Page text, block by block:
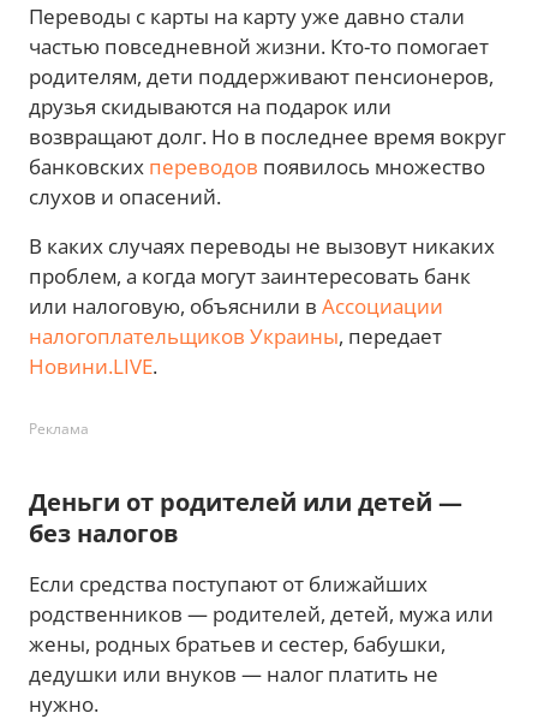
Переводы с карты на карту уже давно стали
частью повседневной жизни. Кто-то помогает
родителям, дети поддерживают пенсионеров,
друзья скидываются на подарок или
возвращают долг. Но в последнее время вокруг
банковских переводов появилось множество
слухов и опасений.
В каких случаях переводы не вызовут никаких
проблем, а когда могут заинтересовать банк
или налоговую, объяснили в Ассоциации
налогоплательщиков Украины, передает
Новини.LIVE.
Реклама
Деньги от родителей или детей —
без налогов
Если средства поступают от ближайших
родственников — родителей, детей, мужа или
жены, родных братьев и сестер, бабушки,
дедушки или внуков — налог платить не
нужно.